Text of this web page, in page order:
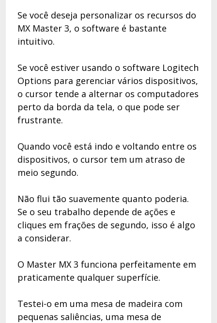
Se você deseja personalizar os recursos do
MX Master 3, o software é bastante
intuitivo.
Se você estiver usando o software Logitech
Options para gerenciar vários dispositivos,
o cursor tende a alternar os computadores
perto da borda da tela, o que pode ser
frustrante.
Quando você está indo e voltando entre os
dispositivos, o cursor tem um atraso de
meio segundo.
Não flui tão suavemente quanto poderia.
Se o seu trabalho depende de ações e
cliques em frações de segundo, isso é algo
a considerar.
O Master MX 3 funciona perfeitamente em
praticamente qualquer superfície.
Testei-o em uma mesa de madeira com
pequenas saliências, uma mesa de